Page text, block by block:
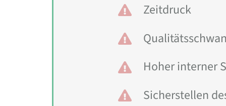
Zeitdruck
Hoher interner
Sicherstellen